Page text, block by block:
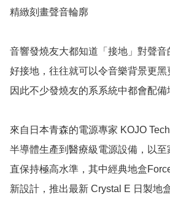
精緻刻畫聲音輪廓
音響發燒友大都知道「接地」對聲音
好接地，往往就可以令音樂背景更黑
因此不少發燒友的系系統中都會配備
來自日本青森的電源專家 KOJO
半導體生產到醫療級電源設備，以
直保持極高水準，其中經典地盒
新設計，推出最新 Crystal E 日製地